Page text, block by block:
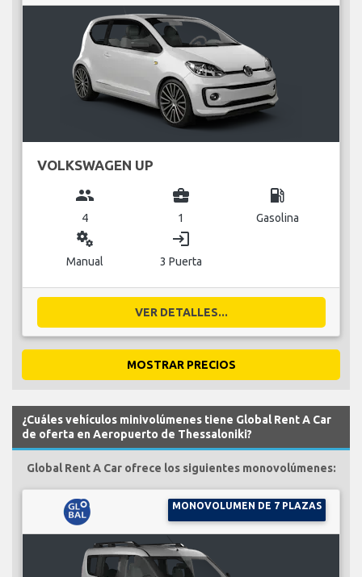
VOLKSWAGEN UP
group
4
business_center
1
local_gas_station
Gasolina
miscellaneous_services
Manual
login
3 Puerta
VER DETALLES...
MOSTRAR PRECIOS
¿Cuáles vehículos minivolúmenes tiene Global Rent A Car
de oferta en Aeropuerto de Thessaloniki?
Global Rent A Car ofrece los siguientes monovolúmenes:
MONOVOLUMEN DE 7 PLAZAS